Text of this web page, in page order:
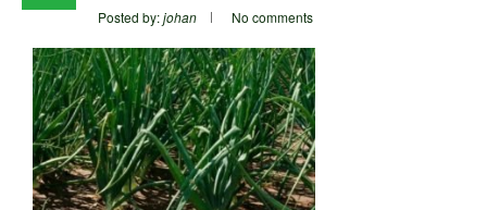
Posted by:johan No comments